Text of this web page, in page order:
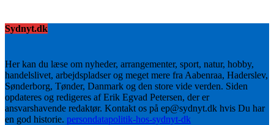
Sydnyt.dk
Her kan du læse om nyheder, arrangementer, sport, natur, hobby,
handelslivet, arbejdspladser og meget mere fra Aabenraa, Haderslev,
Sønderborg, Tønder, Danmark og den store vide verden. Siden
opdateres og redigeres af Erik Egvad Petersen, der er
ansvarshavende redaktør. Kontakt os på ep@sydnyt.dk hvis Du har
en god historie. persondatapolitik-hos-sydnyt-dk